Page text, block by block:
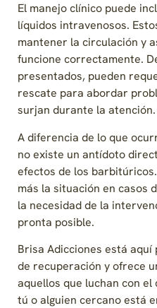
El manejo clínico puede
líquidos intravenosos.
mantener la circulación y
funcione correctamente.
presentados, pueden
rescate para abordar
surjan durante la atención.
A diferencia de lo que
no existe un antídoto
efectos de los
más la situación en casos
la necesidad de la
pronta posible.
Brisa Adicciones está
de recuperación y ofrece
aquellos que luchan con
tú o alguien cercano está